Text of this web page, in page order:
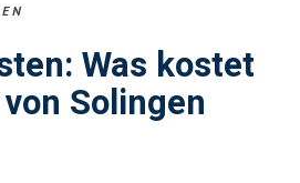
Was kostet
Solingen